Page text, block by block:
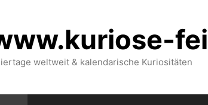
weltweit & kalendarische Kuriositäten